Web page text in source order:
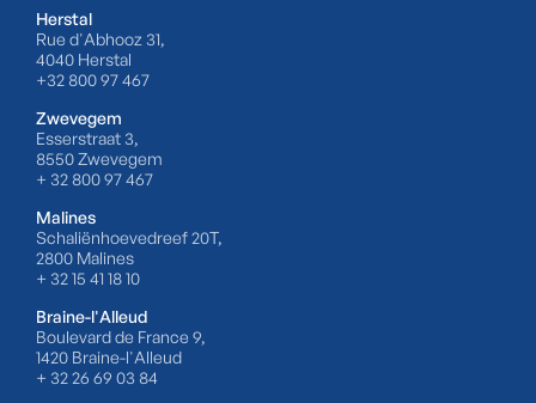
Herstal
Rue d'Abhooz 31,
4040 Herstal
+32 800 97 467
Zwevegem
Esserstraat 3,
8550 Zwevegem
+ 32 800 97 467
Malines
Schaliënhoevedreef 20T,
2800 Malines
+ 32 15 41 18 10
Braine-l'Alleud
Boulevard de France 9,
1420 Braine-l'Alleud
+ 32 26 69 03 84